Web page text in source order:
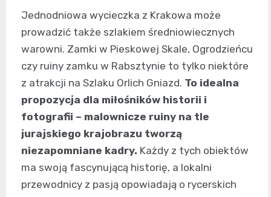
Jednodniowa wycieczka z Krakowa może
prowadzić także szlakiem średniowiecznych
warowni. Zamki w Pieskowej Skale, Ogrodzieńcu
czy ruiny zamku w Rabsztynie to tylko niektóre
z atrakcji na Szlaku Orlich Gniazd. To idealna
propozycja dla miłośników historii i
fotografii – malownicze ruiny na tle
jurajskiego krajobrazu tworzą
niezapomniane kadry. Każdy z tych obiektów
ma swoją fascynującą historię, a lokalni
przewodnicy z pasją opowiadają o rycerskich